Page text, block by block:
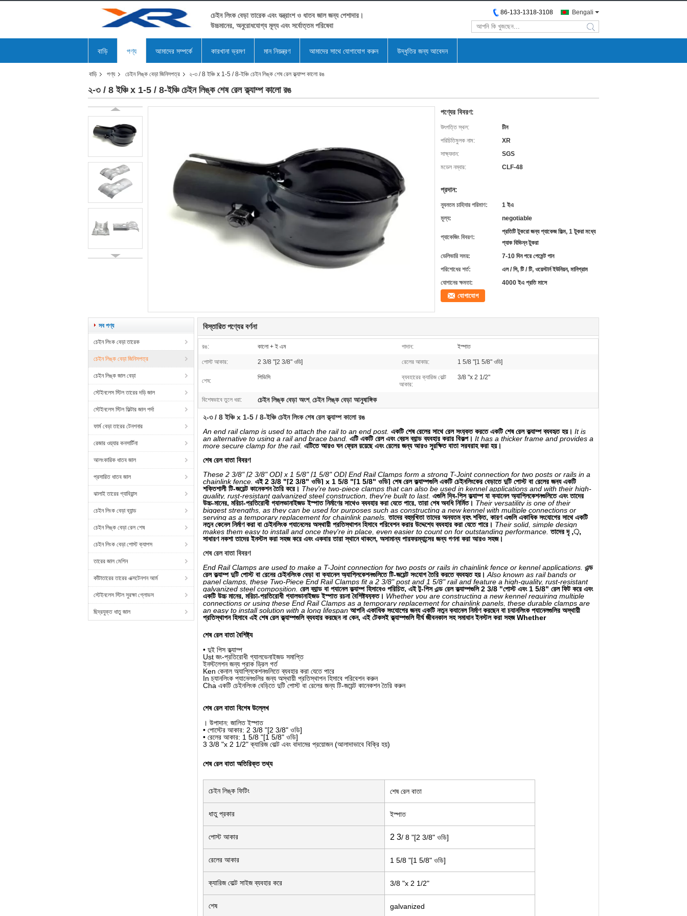
চেইন লিংক বেড়া তারেক এবং যন্ত্রাংশ ও ধাতব জাল জন্য পেশাদার।
উচ্চমানের, অনুরোধযোগ্য মূল্য এবং সর্বোত্তম পরিষেবা
Bengali
86-133-1318-3108
search
বাড়ি পণ্য আমাদের সম্পর্কে কারখানা ভ্রমণ মান নিয়ন্ত্রণ আমাদের সাথে যোগাযোগ করুন উদ্ধৃতির জন্য আবেদন
বাড়ি পণ্য চেইন লিঙ্ক বেড়া জিনিসপত্র ২-৩ / 8 ইঞ্চি x 1-5 / 8-ইঞ্চি চেইন লিঙ্ক শেষ রেল ক্ল্যাম্প কালো রঙ
২-৩ / 8 ইঞ্চি x 1-5 / 8-ইঞ্চি চেইন লিঙ্ক শেষ রেল ক্ল্যাম্প কালো রঙ
পণ্যের বিবরণ:
উৎপত্তি স্থল:
চীন
পরিচিতিমুলক নাম:
XR
সাক্ষ্যদান:
SGS
মডেল নম্বার:
CLF-48
প্রদান:
ন্যূনতম চাহিদার পরিমাণ:
1 ইএ
মূল্য:
negotiable
প্যাকেজিং বিবরণ:
প্রতিটি টুকরো জন্য প্যাকেজ ফিল্ম, 1 টুকরা মধ্যে
প্যাক বিভিন্ন টুকরা
ডেলিভারি সময়:
7-10 দিন পরে পেমেন্ট পান
পরিশোধের শর্ত:
এল / সি, টি / টি, ওয়েস্টার্ন ইউনিয়ন, মানিগ্রাম
যোগানের ক্ষমতা:
4000 ইএ প্রতি মাসে
যোগাযোগ
সব পণ্য
চেইন লিংক বেড়া তারেক
চেইন লিঙ্ক বেড়া জিনিসপত্র
চেইন লিঙ্ক জাল বেড়া
স্টেইনলেস স্টিল তারের দড়ি জাল
স্টেইনলেস স্টিল ফিল্টার জাল পর্দা
ফার্ম বেড়া তারের টেনশনার
রেজার ওয়্যার কনসার্টিনা
আলংকারিক ধাতব জাল
প্রসারিত ধাতব জাল
ঝালাই তারের গ্যাবিয়ান্স
চেইন লিংক বেড়া ব্যান্ড
চেইন লিঙ্ক বেড়া রেল শেষ
চেইন লিংক বেড়া পোস্ট ক্যাপস
তারের জাল মেশিন
কাঁটাতারের তারের এক্সটেনশন আর্ম
স্টেইনলেস স্টিল সুরক্ষা গ্লোভস
ছিদ্রযুক্ত ধাতু জাল
বিস্তারিত পণ্যের বর্ণনা
রঙ: কালো + ই এম পাদান: ইস্পাত
পোস্ট আকার: 2 3/8 "[2 3/8" ওডি] রেলের আকার: 1 5/8 "[1 5/8" ওডি]
শেষ: পিভিসি
ব্যবহারের ক্যারিজ বোল্ট
আকার:
3/8 "x 2 1/2"
বিশেষভাবে তুলে ধরা: চেইন লিঙ্ক বেড়া অংশ, চেইন লিঙ্ক বেড়া আনুষাঙ্গিক
২-৩ / 8 ইঞ্চি x 1-5 / 8-ইঞ্চি চেইন লিংক শেষ রেল ক্ল্যাম্প কালো রঙ
An end rail clamp is used to attach the rail to an end post. একটি শেষ রেলের সাথে রেল সংযুক্ত করতে একটি শেষ রেল ক্ল্যাম্প ব্যবহৃত হয়। It is
an alternative to using a rail and brace band. এটি একটি রেল এবং ব্রেস ব্যান্ড ব্যবহার করার বিকল্প। It has a thicker frame and provides a
more secure clamp for the rail. এটিতে আরও ঘন ফ্রেম রয়েছে এবং রেলের জন্য আরও সুরক্ষিত বাতা সরবরাহ করা হয়।
শেষ রেল বাতা বিবরণ
These 2 3/8" [2 3/8" OD] x 1 5/8" [1 5/8" OD] End Rail Clamps form a strong T-Joint connection for two posts or rails in a
chainlink fence. এই 2 3/8 "[2 3/8" ওডি] x 1 5/8 "[1 5/8" ওডি] শেষ রেল ক্ল্যাম্পগুলি একটি চেইনলিংকের বেড়াতে দুটি পোস্ট বা রেলের জন্য একটি
শক্তিশালী টি-জয়েন্ট কানেকশন তৈরি করে। They're two-piece clamps that can also be used in kennel applications and with their high-
quality, rust-resistant galvanized steel construction, they're built to last. এগুলি দ্বি-পিস ক্ল্যাম্প যা ক্যানেল অ্যাপ্লিকেশনগুলিতে এবং তাদের
উচ্চ-মানের, মরিচা-প্রতিরোধী গ্যালভানাইজড ইস্পাত নির্মাণের সাথেও ব্যবহার করা যেতে পারে, তারা শেষ অবধি নির্মিত। Their versatility is one of their
biggest strengths, as they can be used for purposes such as constructing a new kennel with multiple connections or
serving as a temporary replacement for chainlink panels. তাদের বহুমুখিতা তাদের অন্যতম বৃহৎ শক্তি, কারণ এগুলি একাধিক সংযোগের সাথে একটি
নতুন কেনেল নির্মাণ করা বা চেইনলিংক প্যানেলের অস্থায়ী প্রতিস্থাপন হিসাবে পরিবেশন করার উদ্দেশ্যে ব্যবহার করা যেতে পারে। Their solid, simple design
makes them easy to install and once they're in place, even easier to count on for outstanding performance. তাদের দৃ ,়,
সাধারণ নকশা তাদের ইনস্টল করা সহজ করে এবং একবার তারা স্থানে থাকলে, অসামান্য পারফরম্যান্সের জন্য গণনা করা আরও সহজ।
শেষ রেল বাতা বিবরণ
End Rail Clamps are used to make a T-Joint connection for two posts or rails in chainlink fence or kennel applications. এন্ড
রেল ক্ল্যাম্প দুটি পোস্ট বা রেনের চেইনলিংক বেড়া বা ক্যানেল অ্যাপ্লিকেশনগুলিতে টি-জয়েন্ট সংযোগ তৈরি করতে ব্যবহৃত হয়। Also known as rail bands or
panel clamps, these Two-Piece End Rail Clamps fit a 2 3/8" post and 1 5/8" rail and feature a high-quality, rust-resistant
galvanized steel composition. রেল ব্যান্ড বা প্যানেল ক্ল্যাম্প হিসাবেও পরিচিত, এই টু-পিস এন্ড রেল ক্ল্যাম্পগুলি 2 3/8 "পোস্ট এবং 1 5/8" রেল ফিট করে এবং
একটি উচ্চ মানের, মরিচা-প্রতিরোধী গ্যালভানাইজড ইস্পাত রচনা বৈশিষ্ট্যযুক্ত। Whether you are constructing a new kennel requiring multiple
connections or using these End Rail Clamps as a temporary replacement for chainlink panels, these durable clamps are
an easy to install solution with a long lifespan আপনি একাধিক সংযোগের জন্য একটি নতুন ক্যানেল নির্মাণ করছেন বা চ্যানলিংক প্যানেলগুলির অস্থায়ী
প্রতিস্থাপন হিসাবে এই শেষ রেল ক্ল্যাম্পগুলি ব্যবহার করছেন না কেন, এই টেকসই ক্ল্যাম্পগুলি দীর্ঘ জীবনকাল সহ সমাধান ইনস্টল করা সহজ Whether
শেষ রেল বাতাবৈশিষ্ট্য
• দুই পিস ক্ল্যাম্প
Ust জং-প্রতিরোধী গ্যালভেনাইজড সমাপ্তি
ইনস্টলেশন জন্য প্রাক ড্রিল গর্ত
Ken কেনাল অ্যাপ্লিকেশনগুলিতে ব্যবহার করা যেতে পারে
In চ্যানলিংক প্যানেলগুলির জন্য অস্থায়ী প্রতিস্থাপন হিসাবে পরিবেশন করুন
Cha একটি চেইনলিংক বেড়িতে দুটি পোস্ট বা রেলের জন্য টি-জয়েন্ট কানেকশন তৈরি করুন
শেষ রেল বাতাবিশেষ উল্লেখ
। উপাদান: জালিত ইস্পাত
• পোস্টের আকার: 2 3/8 "[2 3/8" ওডি]
• রেলের আকার: 1 5/8 "[1 5/8" ওডি]
3 3/8 "x 2 1/2" ক্যারিজ বোল্ট এবং বাদামের প্রয়োজন (আলাদাভাবে বিক্রি হয়)
শেষ রেল বাতাঅতিরিক্ত তথ্য
চেইন লিঙ্ক ফিটিং শেষ রেল বাতা
ধাতু প্রকার ইস্পাত
পোস্ট আকার 2 3/ 8 "[2 3/8" ওডি]
রেলের আকার 1 5/8 "[1 5/8" ওডি]
ক্যারিজ বোল্ট সাইজ ব্যবহার করে 3/8 "x 2 1/2"
শেষ galvanized